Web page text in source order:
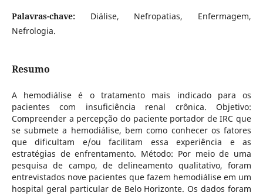
Palavras-chave: Diálise, Nefropatias, Enfermagem,
Nefrologia.
Resumo
A hemodiálise é o tratamento mais indicado para os
pacientes com insuficiência renal crônica. Objetivo:
Compreender a percepção do paciente portador de IRC que
se submete a hemodiálise, bem como conhecer os fatores
que dificultam e/ou facilitam essa experiência e as
estratégias de enfrentamento. Método: Por meio de uma
pesquisa de campo, de delineamento qualitativo, foram
entrevistados nove pacientes que fazem hemodiálise em um
hospital geral particular de Belo Horizonte. Os dados foram